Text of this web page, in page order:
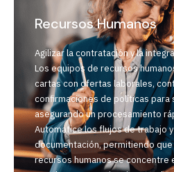
Recursos Humanos
Agilizar la contratación y la
Los equipos de recursos
cartas con ofertas laborales,
confirmaciones de políticas para
asegurando un procesamiento
Automatice los flujos de trabajo
documentación, permitiendo
recursos humanos se concentre